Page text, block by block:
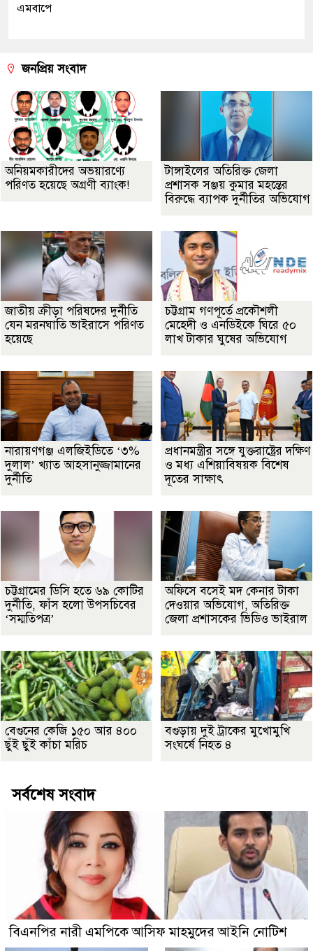
এমবাপে
জনপ্রিয় সংবাদ
অনিয়মকারীদের অভয়ারণ্যে
পরিণত হয়েছে অগ্রণী ব্যাংক!
টাঙ্গাইলের অতিরিক্ত জেলা
প্রশাসক সঞ্জয় কুমার মহন্তের
বিরুদ্ধে ব্যাপক দুর্নীতির অভিযোগ
জাতীয় ক্রীড়া পরিষদের দুর্নীতি
যেন মরনঘাতি ভাইরাসে পরিণত
হয়েছে
চট্টগ্রাম গণপূর্তে প্রকৌশলী
মেহেদী ও এনডিইকে ঘিরে ৫০
লাখ টাকার ঘুষের অভিযোগ
নারায়ণগঞ্জ এলজিইডিতে ‘৩%
দুলাল’ খ্যাত আহসানুজ্জামানের
দুর্নীতি
প্রধানমন্ত্রীর সঙ্গে যুক্তরাষ্ট্রের দক্ষিণ
ও মধ্য এশিয়াবিষয়ক বিশেষ
দূতের সাক্ষাৎ
চট্টগ্রামের ডিসি হতে ৬৯ কোটির
দুর্নীতি, ফাঁস হলো উপসচিবের
‘সম্মতিপত্র’
অফিসে বসেই মদ কেনার টাকা
দেওয়ার অভিযোগ, অতিরিক্ত
জেলা প্রশাসকের ভিডিও ভাইরাল
বেগুনের কেজি ১৫০ আর ৪০০
ছুঁই ছুঁই কাঁচা মরিচ
বগুড়ায় দুই ট্রাকের মুখোমুখি
সংঘর্ষে নিহত ৪
সর্বশেষ সংবাদ
বিএনপির নারী এমপিকে আসিফ মাহমুদের আইনি নোটিশ